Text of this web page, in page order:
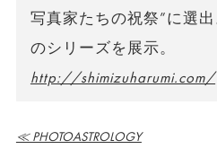
写真家たちの祝祭”に選
のシリーズを展示。
http://shimizuharumi.com/
≪ PHOTOASTROLOGY